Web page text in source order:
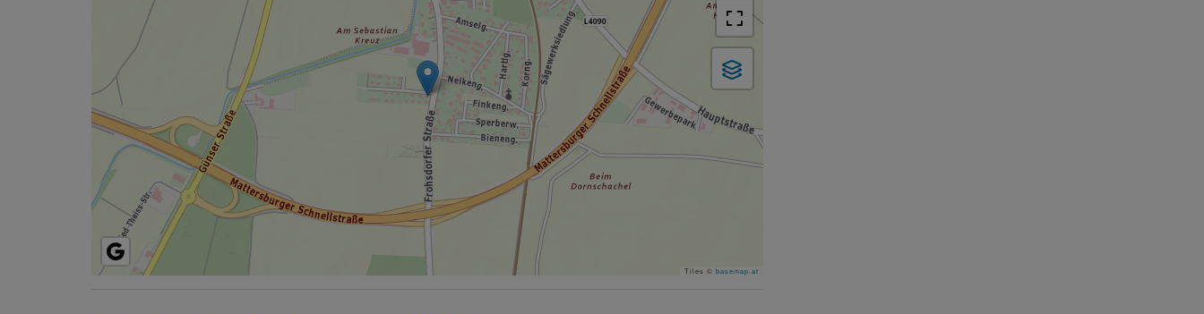
Tiles © basemap.at